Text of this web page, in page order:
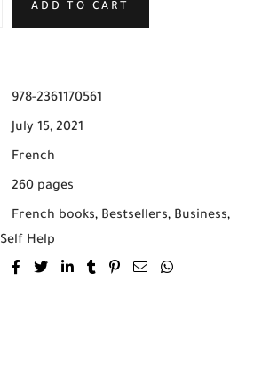
ADD TO CART
978-2361170561
July 15, 2021
French
260 pages
French books, Bestsellers, Business,
Self Help